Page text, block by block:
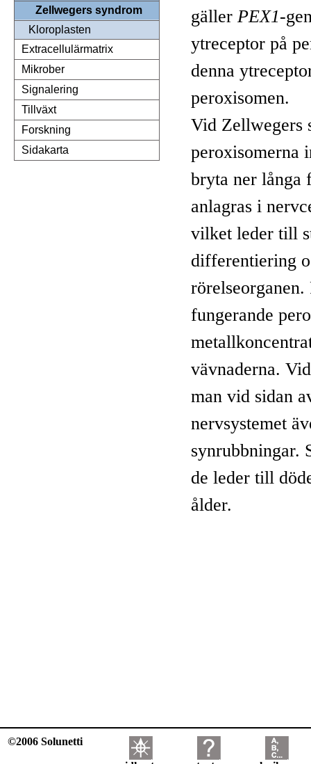
Zellwegers syndrom
Kloroplasten
Extracellulärmatrix
Mikrober
Signalering
Tillväxt
Forskning
Sidakarta
gäller PEX1-
ytreceptor på
denna
peroxisomen.
Vid Zellwegers
peroxisomerna
bryta ner långa
anlagras i
vilket leder till
differentiering
fungerande
vävnaderna.
man vid sidan
nervsystemet
synrubbningar.
de leder till
ålder.
©2006 Solunetti